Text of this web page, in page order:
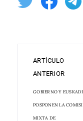
ARTÍCULO
ANTERIOR
GOBIERNO Y EUSKADI
POSPONEN LA
MIXTA DE